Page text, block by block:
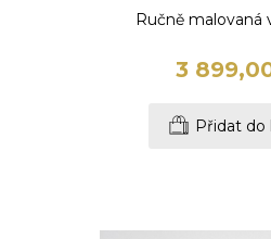
Ručně malovaná
3
Přidat do